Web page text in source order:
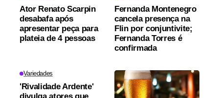
Ator Renato Scarpin
desabafa após
apresentar peça para
plateia de 4 pessoas
Fernanda Montenegro
cancela presença na
Flin por conjuntivite;
Fernanda Torres é
confirmada
Variedades
'Rivalidade Ardente'